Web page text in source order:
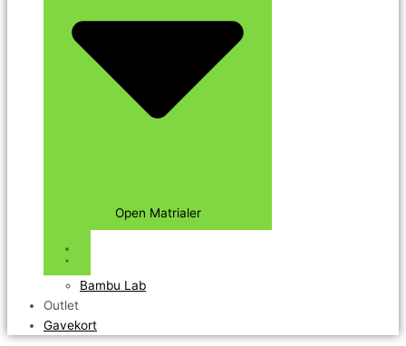
Open Matrialer
Bambu Lab
Outlet
Gavekort